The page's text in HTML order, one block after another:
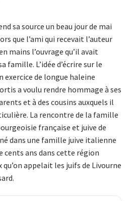
sa source un beau jour de mai
que l’ami qui recevait l’auteur
mains l’ouvrage qu’il avait
famille. L’idée d’écrire sur le
exercice de longue haleine
a voulu rendre hommage à ses
et à des cousins auxquels il
La rencontre de la famille
française et juive de
dans une famille juive italienne
cents ans dans cette région
qu’on appelait les juifs de Livourne